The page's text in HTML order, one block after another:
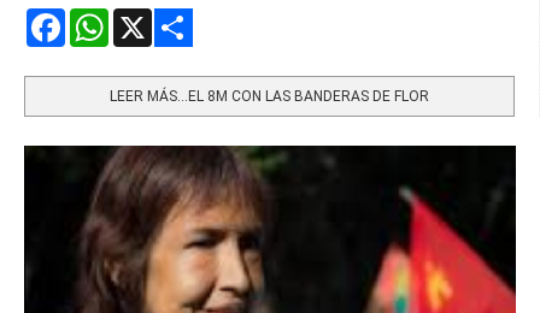
FacebookWhatsApp
LEER MÁS…EL 8M CON LAS BANDERAS DE FLOR